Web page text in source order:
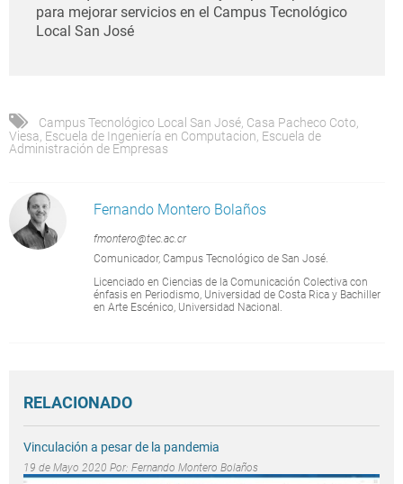
para mejorar servicios en el Campus Tecnológico
Local San José
Campus Tecnológico Local San José Casa Pacheco Coto
Viesa Escuela de Ingeniería en Computacion Escuela de
Administración de Empresas
Fernando Montero Bolaños
fmontero@tec.ac.cr
Comunicador, Campus Tecnológico de San José.
Licenciado en Ciencias de la Comunicación Colectiva con
énfasis en Periodismo, Universidad de Costa Rica y Bachiller
en Arte Escénico, Universidad Nacional.
RELACIONADO
Vinculación a pesar de la pandemia
19 de Mayo 2020 Por: Fernando Montero Bolaños